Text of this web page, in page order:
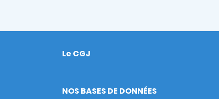
Footer
Le CGJ
NOS BASES DE DONNÉES